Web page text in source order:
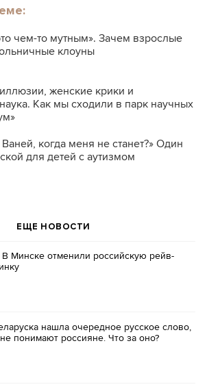
чем-то мутным». Зачем взрослые
клоуны
женские крики и
Как мы сходили в парк научных
когда меня не станет?» Один
для детей с аутизмом
ЕЩЕ НОВОСТИ
В Минске отменили российскую рейв-
нашла очередное русское слово,
понимают россияне. Что за оно?